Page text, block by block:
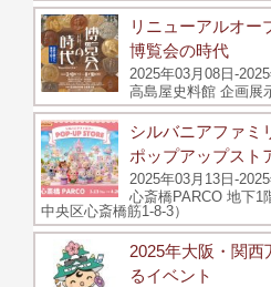
リニューアルオー
博覧会の時代
2025年03月08日-
高島屋史料館 企画展
シルバニアファミ
ポップアップスト
2025年03月13日-
心斎橋PARCO 地下1
中央区心斎橋筋1-8-3）
2025年大阪・関
るイベント